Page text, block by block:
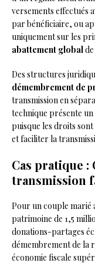
versements effectués
par bénéficiaire, ou
uniquement sur les
abattement global
Des structures
démembrement de
transmission en
technique présente un
puisque les droits
et faciliter la
Cas pratique :
transmission
Pour un couple marié
patrimoine de 1,5
donations-partages
démembrement de la
économie fiscale